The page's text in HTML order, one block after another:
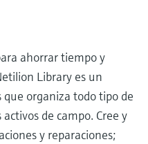
ahorrar tiempo y
Library es un
que organiza todo tipo de
de campo. Cree y
y reparaciones;